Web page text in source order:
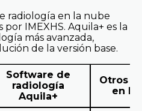
radiología en la nube
por IMEXHS. Aquila+ es la
más avanzada,
de la versión base.
Software de
radiología
Aquila+
Otros
en